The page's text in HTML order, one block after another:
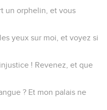
un orphelin, et vous
yeux sur moi, et voyez si
! Revenez, et que
? Et mon palais ne